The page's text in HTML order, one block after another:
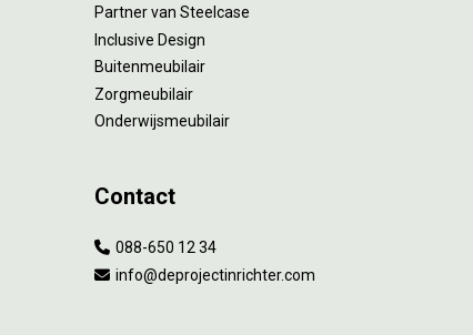
Partner van Steelcase
Inclusive Design
Buitenmeubilair
Zorgmeubilair
Onderwijsmeubilair
Contact
088-650 12 34
info@deprojectinrichter.com